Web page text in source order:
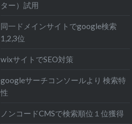
ター）試用
同一ドメインサイトでgoogle検索
1,2,3位
wixサイトでSEO対策
googleサーチコンソールより 検索特
性
ノンコードCMSで検索順位１位獲得